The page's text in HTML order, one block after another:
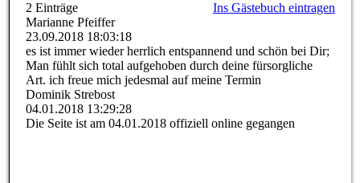
2 Einträge
Ins Gästebuch eintragen
Marianne Pfeiffer
23.09.2018 18:03:18
es ist immer wieder herrlich entspannend und schön bei Dir;
Man fühlt sich total aufgehoben durch deine fürsorgliche
Art. ich freue mich jedesmal auf meine Termin
Dominik Strebost
04.01.2018 13:29:28
Die Seite ist am 04.01.2018 offiziell online gegangen